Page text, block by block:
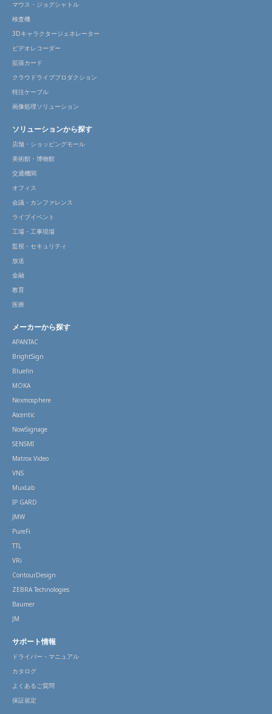
マウス・ジョグシャトル
検査機
3Dキャラクタージェネレーター
ビデオレコーダー
拡張カード
クラウドライブプロダクション
特注ケーブル
画像処理ソリューション
ソリューションから探す
店舗・ショッピングモール
美術館・博物館
交通機関
オフィス
会議・カンファレンス
ライブイベント
工場・工事現場
監視・セキュリティ
放送
金融
教育
医療
メーカーから探す
APANTAC
BrightSign
Bluefin
MOKA
Nexmosphere
Ascentic
NowSignage
SENSMI
Matrox Video
VNS
MuxLab
IP GARD
JMW
PureFi
TTL
VRi
ContourDesign
ZEBRA Technologies
Baumer
JM
サポート情報
ドライバー・マニュアル
カタログ
よくあるご質問
保証規定